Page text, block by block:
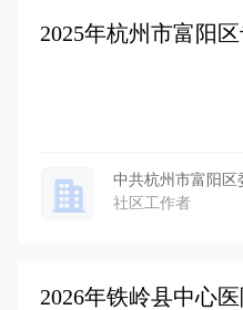
2025年杭州市富阳
中共杭州市富阳区
社区工作者
2026年铁岭县中心